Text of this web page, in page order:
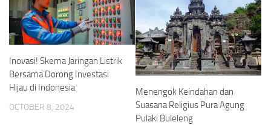
Inovasi! Skema Jaringan Listrik
Bersama Dorong Investasi
Hijau di Indonesia
OCTOBER 8, 2024
Menengok Keindahan dan
Suasana Religius Pura Agung
Pulaki Buleleng